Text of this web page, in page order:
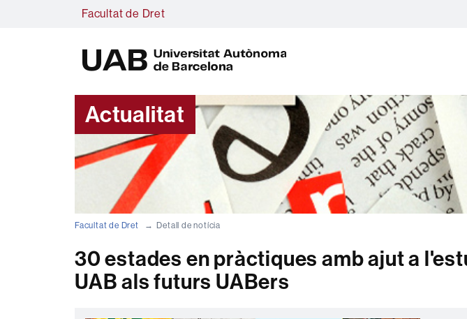
Facultat de Dret
B
Actualitat
Facultat de Dret Detall de notícia
30 estades en pràctiques amb ajut a
UAB als futurs UABers